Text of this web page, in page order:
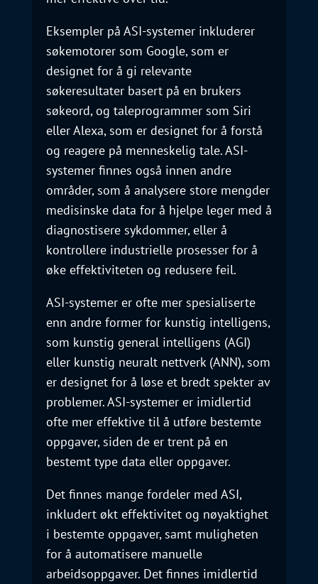
Eksempler på ASI-systemer inkluderer
søkemotorer som Google, som er
designet for å gi relevante
søkeresultater basert på en brukers
søkeord, og taleprogrammer som Siri
eller Alexa, som er designet for å forstå
og reagere på menneskelig tale. ASI-
systemer finnes også innen andre
områder, som å analysere store mengder
medisinske data for å hjelpe leger med å
diagnostisere sykdommer, eller å
kontrollere industrielle prosesser for å
øke effektiviteten og redusere feil.
ASI-systemer er ofte mer spesialiserte
enn andre former for kunstig intelligens,
som kunstig general intelligens (AGI)
eller kunstig neuralt nettverk (ANN), som
er designet for å løse et bredt spekter av
problemer. ASI-systemer er imidlertid
ofte mer effektive til å utføre bestemte
oppgaver, siden de er trent på en
bestemt type data eller oppgaver.
Det finnes mange fordeler med ASI,
inkludert økt effektivitet og nøyaktighet
i bestemte oppgaver, samt muligheten
for å automatisere manuelle
arbeidsoppgaver. Det finnes imidlertid